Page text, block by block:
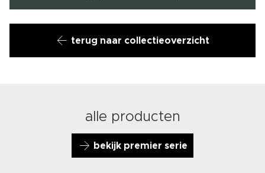
terug naar collectieoverzicht
alle producten
bekijk premier serie